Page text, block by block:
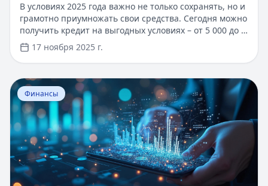
В условиях 2025 года важно не только сохранять, но и
грамотно приумножать свои средства. Сегодня можно
получить кредит на выгодных условиях – от 5 000 до 1
000 000 рублей сроком до 5 лет, с быстрым онлайн-
одобрением за 5 минут. Для новых клиентов доступны
специальные условия с пониженной ставкой.
Оформление займа производится по паспорту, без
справок о доходах и поручителей. В статье
рассмотрим эффективные стратегии управления
финансами и инвестирования, которые помогут
увеличить ваш капитал.
17 ноября 2025 г.
Перейти к статье:Структурные финансовые продукты
Финансы